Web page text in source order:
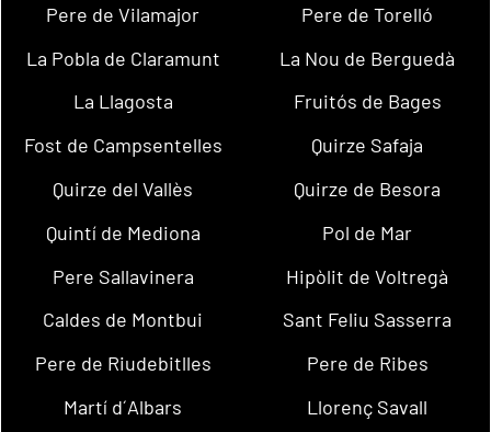
Pere de Vilamajor
Pere de Torelló
La Pobla de Claramunt
La Nou de Berguedà
La Llagosta
Fruitós de Bages
Fost de Campsentelles
Quirze Safaja
Quirze del Vallès
Quirze de Besora
Quintí de Mediona
Pol de Mar
Pere Sallavinera
Hipòlit de Voltregà
Caldes de Montbui
Sant Feliu Sasserra
Pere de Riudebitlles
Pere de Ribes
Martí d´Albars
Llorenç Savall